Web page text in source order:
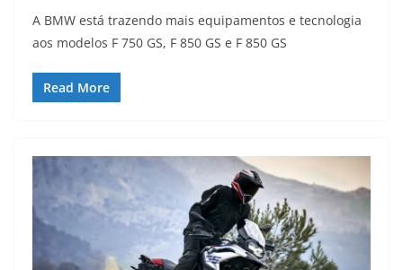
A BMW está trazendo mais equipamentos e tecnologia
aos modelos F 750 GS, F 850 GS e F 850 GS
Read More